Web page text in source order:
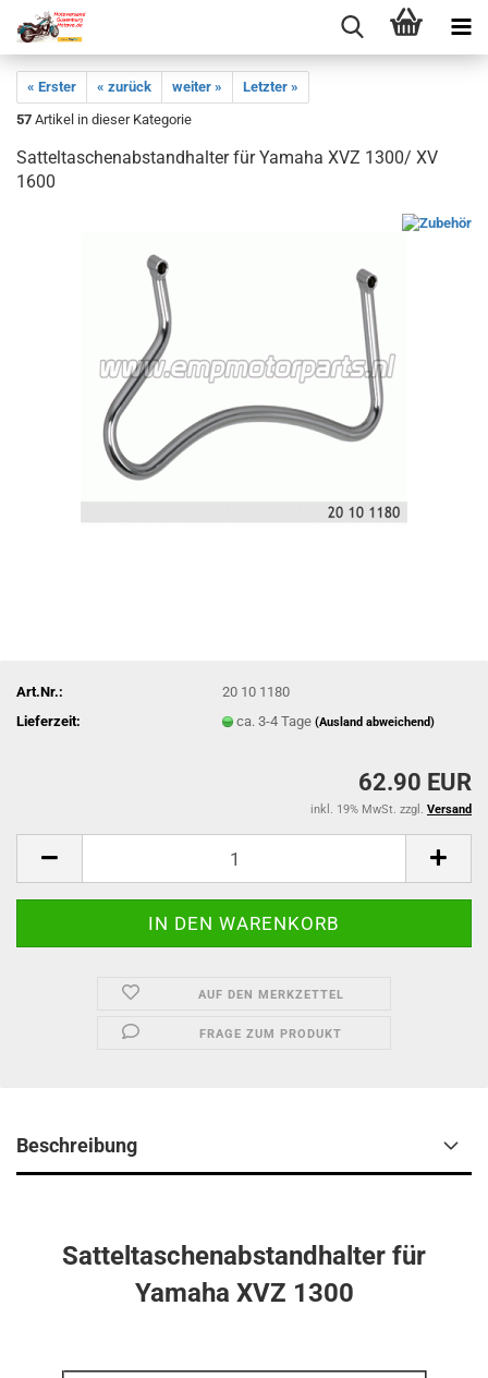
« Erster « zurück weiter »
Letzter »
57 Artikel in dieser Kategorie
Satteltaschenabstandhalter für Yamaha XVZ 1300/ XV
1600
Art.Nr.:
20 10 1180
Lieferzeit:
ca. 3-4 Tage(Ausland abweichend)
62.90 EUR
inkl. 19% MwSt. zzgl. Versand
AUF DEN MERKZETTEL
FRAGE ZUM PRODUKT
Beschreibung
Satteltaschenabstandhalter für
Yamaha XVZ 1300